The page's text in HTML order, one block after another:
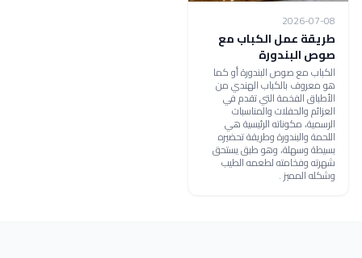
2026-07-08
طريقة عمل الكباب مع
صوص البندورة
الكباب مع صوص البندورة أو كما
هو معروف بالكباب الهندي من
الأطباق الفخمة التي تقدم في
العزائم والحفلات والمناسبات
الرسمية، مكوناته الرئيسية هي
اللحمة والبندورة وطريقة تحضيره
بسيطة وسهلة، وهو طبق يستحق
شهرته وفخامته لطعمه الطيب
وشكله المميز .